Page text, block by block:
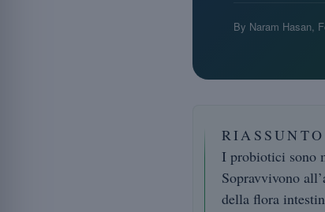
By Naram Hasan,
I probiotici sono
Sopravvivono
della flora